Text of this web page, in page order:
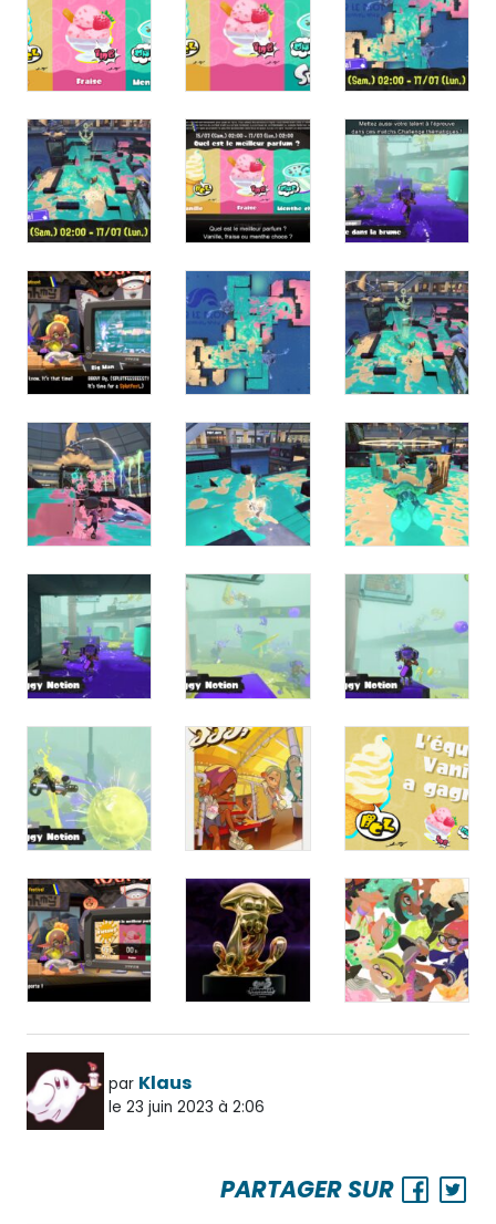
par Klaus
le 23 juin 2023 à 2:06
PARTAGER SUR